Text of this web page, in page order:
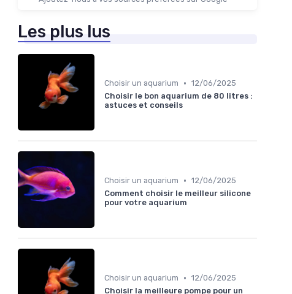
Les plus lus
Choisir un aquarium • 12/06/2025
Choisir le bon aquarium de 80 litres :
astuces et conseils
Choisir un aquarium • 12/06/2025
Comment choisir le meilleur silicone
pour votre aquarium
Choisir un aquarium • 12/06/2025
Choisir la meilleure pompe pour un